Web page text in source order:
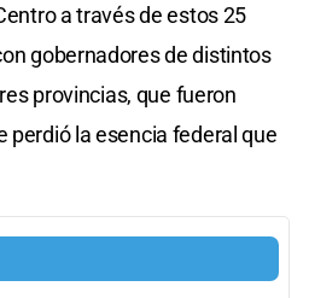
a través de estos 25
gobernadores de distintos
provincias, que fueron
perdió la esencia federal que